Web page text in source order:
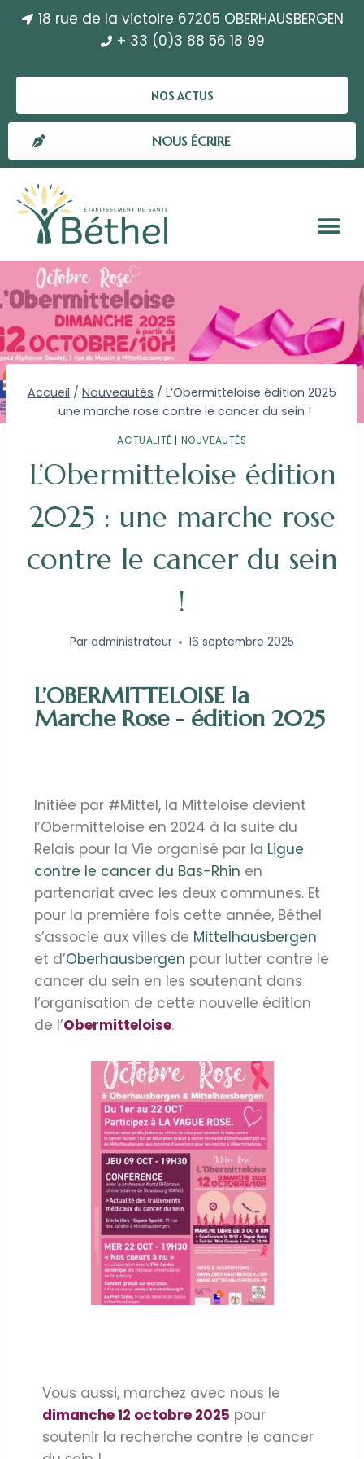
18 rue de la victoire 67205 OBERHAUSBERGEN
+ 33 (0)3 88 56 18 99
NOS ACTUS
NOUS ÉCRIRE
Accueil / Nouveautés / L’Obermitteloise édition 2025
: une marche rose contre le cancer du sein !
ACTUALITÉ | NOUVEAUTÉS
L’Obermitteloise édition
2025 : une marche rose
contre le cancer du sein
!
Par administrateur 16 septembre 2025
L’OBERMITTELOISE la
Marche Rose - édition 2025
Initiée par #Mittel, la Mitteloise devient
l’Obermitteloise en 2024 à la suite du
Relais pour la Vie organisé par la Ligue
contre le cancer du Bas-Rhin en
partenariat avec les deux communes. Et
pour la première fois cette année, Béthel
s’associe aux villes de Mittelhausbergen
et d’Oberhausbergen pour lutter contre le
cancer du sein en les soutenant dans
l’organisation de cette nouvelle édition
de l’Obermitteloise.
Vous aussi, marchez avec nous le
dimanche 12 octobre 2025 pour
soutenir la recherche contre le cancer